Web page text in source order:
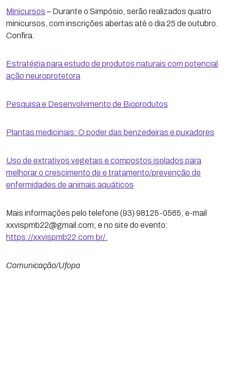
Minicursos – Durante o Simpósio, serão realizados quatro
minicursos, com inscrições abertas até o dia 25 de outubro.
Confira:
Estratégia para estudo de produtos naturais com potencial
ação neuroprotetora
Pesquisa e Desenvolvimento de Bioprodutos
Plantas medicinais: O poder das benzedeiras e puxadores
Uso de extrativos vegetais e compostos isolados para
melhorar o crescimento de e tratamento/prevenção de
enfermidades de animais aquáticos
Mais informações pelo telefone (93) 98125-0565; e-mail
xxvispmb22@gmail.com; e no site do evento:
https://xxvispmb22.com.br/.
Comunicação/Ufopa